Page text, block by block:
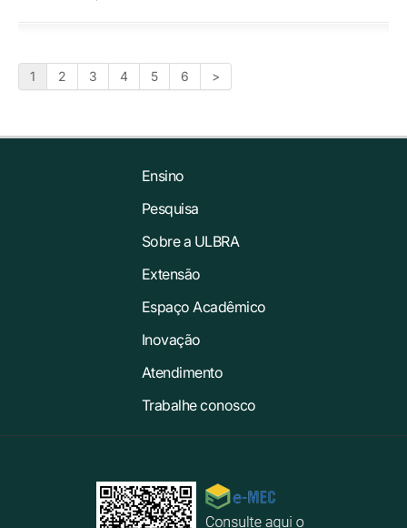
1 2 3 4 5 6 >
Ensino
Pesquisa
Sobre a ULBRA
Extensão
Espaço Acadêmico
Inovação
Atendimento
Trabalhe conosco